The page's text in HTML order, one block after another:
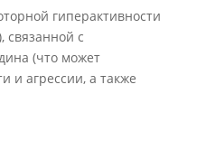
гиперактивности
связанной с
(что может
и агрессии, а также